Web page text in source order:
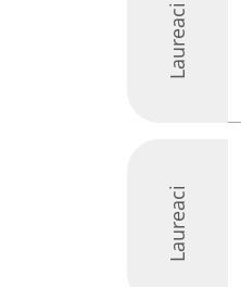
Laureaci
Laureaci